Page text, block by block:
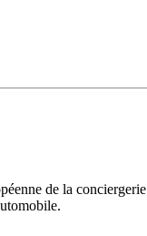
de la